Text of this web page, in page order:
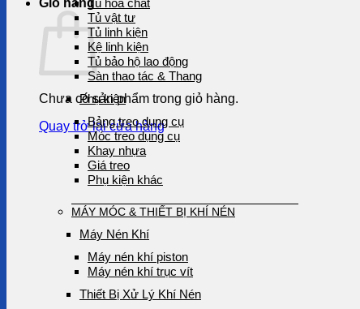
Giỏ hàng
Chưa có sản phẩm trong giỏ hàng.
Quay trở lại cửa hàng
Tủ hóa chất
Tủ vật tư
Tủ linh kiện
Kệ linh kiện
Tủ bảo hộ lao động
Sàn thao tác & Thang
Phụ kiện
Bảng treo dụng cụ
Móc treo dụng cụ
Khay nhựa
Giá treo
Phụ kiện khác
MÁY MÓC & THIẾT BỊ KHÍ NÉN
Máy Nén Khí
Máy nén khí piston
Máy nén khí trục vít
Thiết Bị Xử Lý Khí Nén